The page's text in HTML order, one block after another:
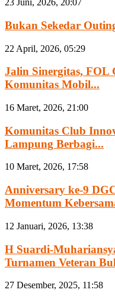
23 Juni, 2026, 20:07
Bukan Sekedar
22 April, 2026, 05:29
Jalin Sinergitas, FOL
Komunitas Mobil...
16 Maret, 2026, 21:00
Komunitas Club
Lampung Berbagi...
10 Maret, 2026, 17:58
Anniversary ke-9
Momentum
12 Januari, 2026, 13:38
H Suardi-
Turnamen Veteran
27 Desember, 2025, 11:58